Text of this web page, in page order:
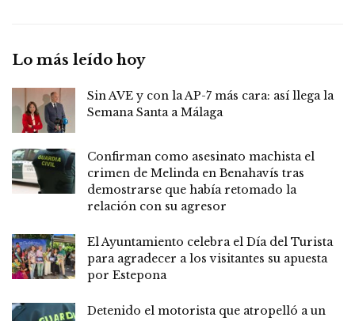
Lo más leído hoy
Sin AVE y con la AP-7 más cara: así llega la
Semana Santa a Málaga
Confirman como asesinato machista el
crimen de Melinda en Benahavís tras
demostrarse que había retomado la
relación con su agresor
El Ayuntamiento celebra el Día del Turista
para agradecer a los visitantes su apuesta
por Estepona
Detenido el motorista que atropelló a un